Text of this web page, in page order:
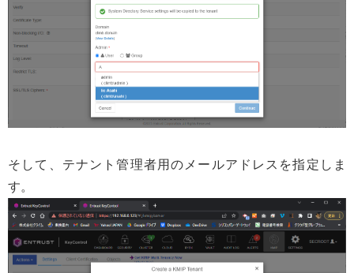
そして、テナント管理者用のメールアドレスを指定しま
す。